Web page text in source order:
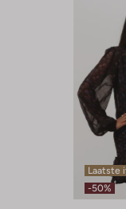
Laatste
-50%